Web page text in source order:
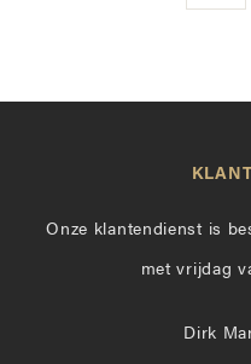
Onze klantendienst is
met vrijdag
Dirk